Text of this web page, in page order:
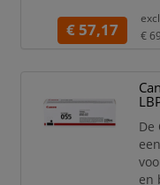
€ 57,17
€
De
en